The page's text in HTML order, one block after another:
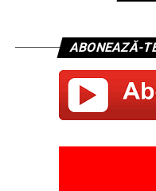
ABONEAZĂ-